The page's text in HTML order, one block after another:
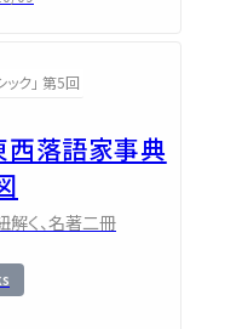
ク」 第5回
西落語家事典
く、名著二冊